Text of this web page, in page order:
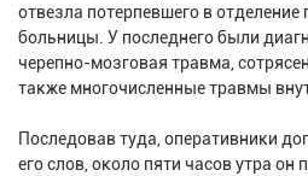
отвезла потерпевшего в
больницы. У последнего были
черепно-мозговая травма,
также многочисленные травмы
Последовав туда, оперативники
его слов, около пяти часов утра он